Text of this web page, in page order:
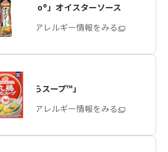
「Cook Do®」オイスターソース
商品・アレルギー情報をみる
「丸鶏がらスープ™」
商品・アレルギー情報をみる